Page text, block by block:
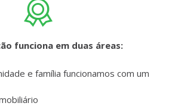
funciona em duas áreas:
e família funcionamos com um